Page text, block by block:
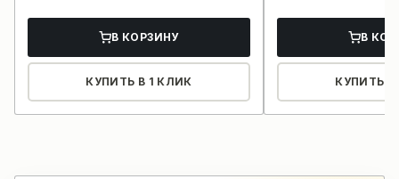
В КОРЗИНУ
КУПИТЬ В 1 КЛИК
В
КУПИТЬ В